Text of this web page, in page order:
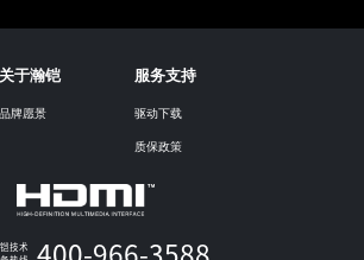
关于瀚铠
品牌愿景
服务支持
驱动下载
质保政策
技术
400-966-3588